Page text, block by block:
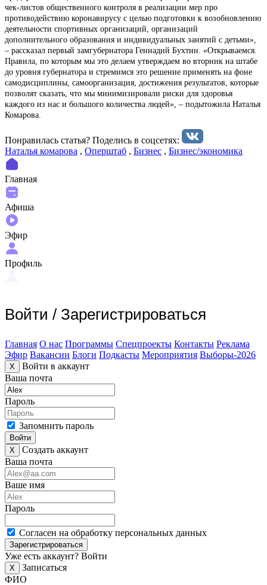
чек-листов общественного контроля в реализации мер про
противодействию коронавирусу с целью подготовки к возобновлению
деятельности спортивных организаций, организаций
дополнительного образования и индивидуальных занятий с детьми»,
– рассказал первый замгубернатора Геннадий Бухтин. «Открываемся.
Правила, по которым мы это делаем утверждаем во вторник на штабе
до уровня губернатора и стремимся это решение применять на фоне
самодисциплины, самоорганизация, достижения результатов, которые
позволят сказать, что мы минимизировали риски для здоровья
каждого из нас и большого количества людей», – подытожила Наталья
Комарова.
Понравилась статья? Поделиcь в соцсетях:
Наталья комарова , Оперштаб , Бизнес , Бизнес/экономика
Главная
Афиша
Эфир
Профиль
Войти / Зарегистрироваться
Главная О нас Программы Спецпроекты Контакты Реклама
Эфир Вакансии Блоги Подкасты Мероприятия Выборы-2026
X
Войти в аккаунт
Ваша почта
Пароль
Запомнить пароль
Войти
X
Создать аккаунт
Ваша почта
Ваше имя
Пароль
Согласен на обработку персональных данных
Зарегистрироваться
Уже есть аккаунт? Войти
X
Записаться
ФИО